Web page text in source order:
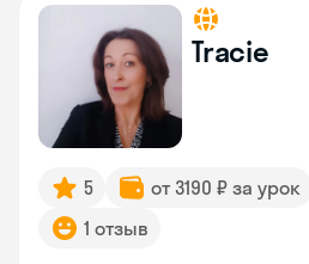
Tracie
5 от 3190 ₽ за урок
1 отзыв